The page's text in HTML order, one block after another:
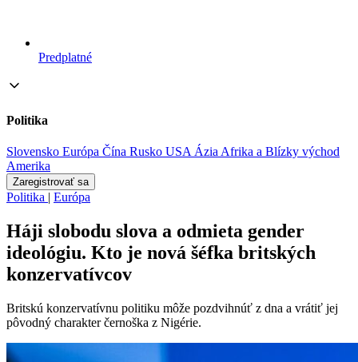
Predplatné
Politika
Slovensko Európa Čína Rusko USA ÁziaAfrika a Blízky východ
Amerika
Zaregistrovať sa
Politika | Európa
Háji slobodu slova a odmieta gender
ideológiu. Kto je nová šéfka britských
konzervatívcov
Britskú konzervatívnu politiku môže pozdvihnúť z dna a vrátiť jej
pôvodný charakter černoška z Nigérie.